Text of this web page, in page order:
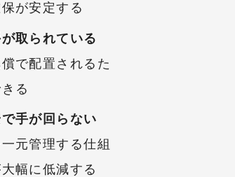
が安定する
取られている
で配置されるた
る
手が回らない
元管理する仕組
幅に低減する